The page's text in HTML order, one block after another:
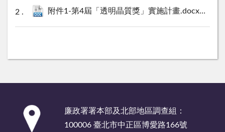
附件1-第4屆「透明晶質獎」實施計畫.docx 33 KB
廉政署署本部及北部地區調查組：
100006 臺北市中正區博愛路166號